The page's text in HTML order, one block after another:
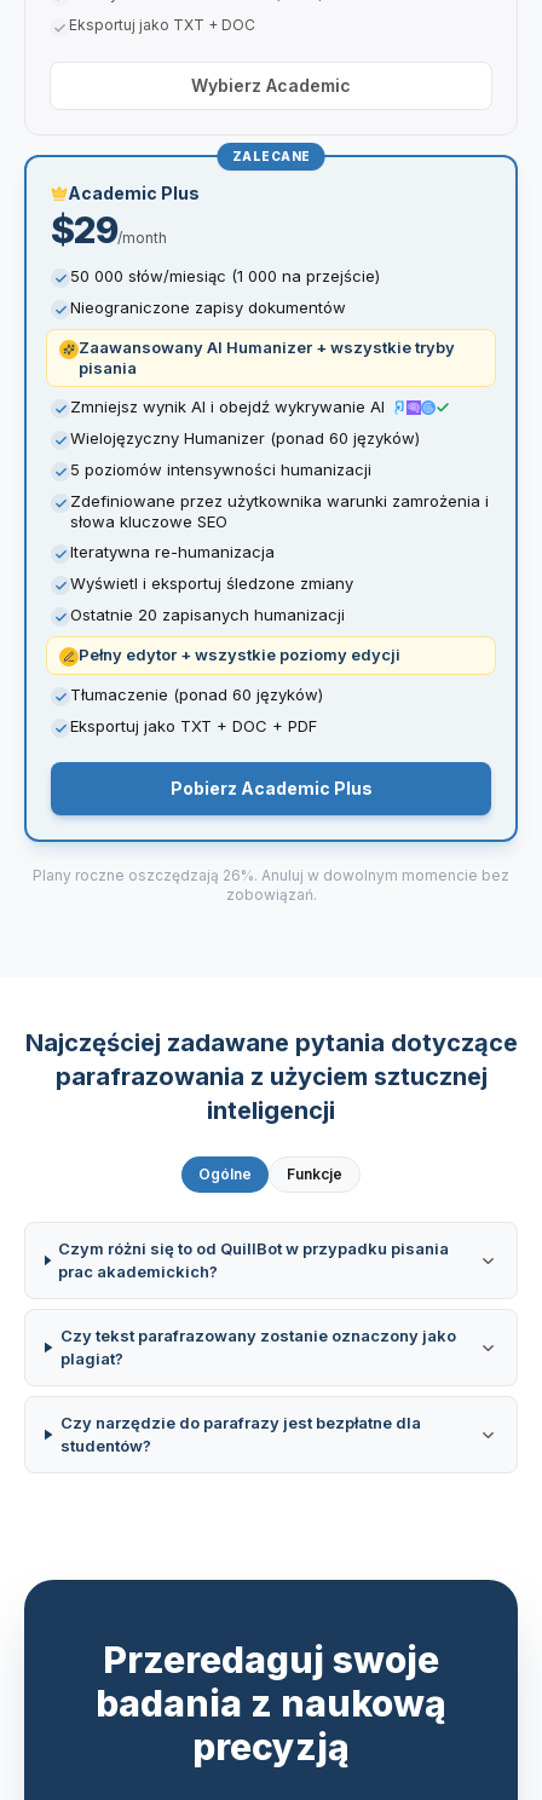
Eksportuj jako TXT + DOC
Wybierz Academic
ZALECANE
Academic Plus
$29/month
50 000 słów/miesiąc (1 000 na przejście)
Nieograniczone zapisy dokumentów
Zaawansowany AI Humanizer + wszystkie tryby
pisania
Zmniejsz wynik AI i obejdź wykrywanie AI
Wielojęzyczny Humanizer (ponad 60 języków)
5 poziomów intensywności humanizacji
Zdefiniowane przez użytkownika warunki zamrożenia i
słowa kluczowe SEO
Iteratywna re-humanizacja
Wyświetl i eksportuj śledzone zmiany
Ostatnie 20 zapisanych humanizacji
Pełny edytor + wszystkie poziomy edycji
Tłumaczenie (ponad 60 języków)
Eksportuj jako TXT + DOC + PDF
Pobierz Academic Plus
Plany roczne oszczędzają 26%. Anuluj w dowolnym momencie bez
zobowiązań.
Najczęściej zadawane pytania dotyczące
parafrazowania z użyciem sztucznej
inteligencji
Ogólne Funkcje
Czym różni się to od QuillBot w przypadku pisania
prac akademickich?
Czy tekst parafrazowany zostanie oznaczony jako
plagiat?
Czy narzędzie do parafrazy jest bezpłatne dla
studentów?
Przeredaguj swoje
badania z naukową
precyzją